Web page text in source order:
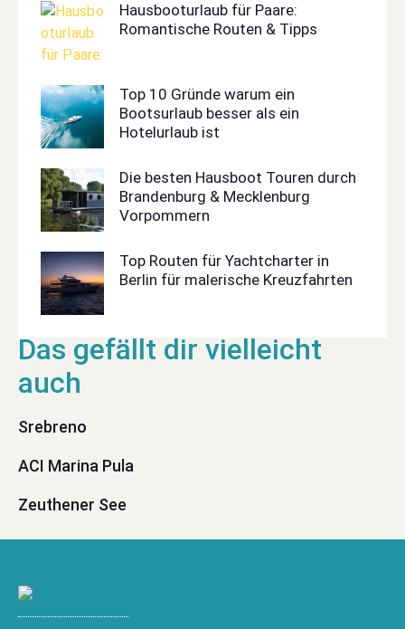
Hausbooturlaub für Paare:
Romantische Routen & Tipps
Top 10 Gründe warum ein
Bootsurlaub besser als ein
Hotelurlaub ist
Die besten Hausboot Touren durch
Brandenburg & Mecklenburg
Vorpommern
Top Routen für Yachtcharter in
Berlin für malerische Kreuzfahrten
Srebreno
ACI Marina Pula
Zeuthener See